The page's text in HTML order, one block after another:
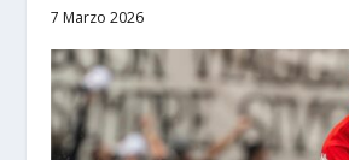
7 Marzo 2026